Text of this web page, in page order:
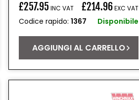
Prezzo
di
£257.95 INC VAT £214.96EXC VAT
Codice rapido:1367 Disponibile
AGGIUNGI AL CARRELLO